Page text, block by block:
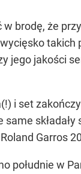
brodę, że
takich
jego jakości
i set
Garros
południe w